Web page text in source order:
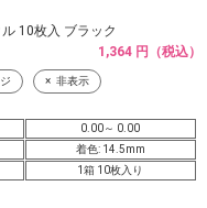
10枚入 ブラック
1,364 円（税込）
非表示
0.00～ 0.00
着色: 14.5mm
1箱 10枚入り